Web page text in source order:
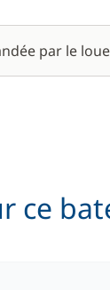
par le
ce